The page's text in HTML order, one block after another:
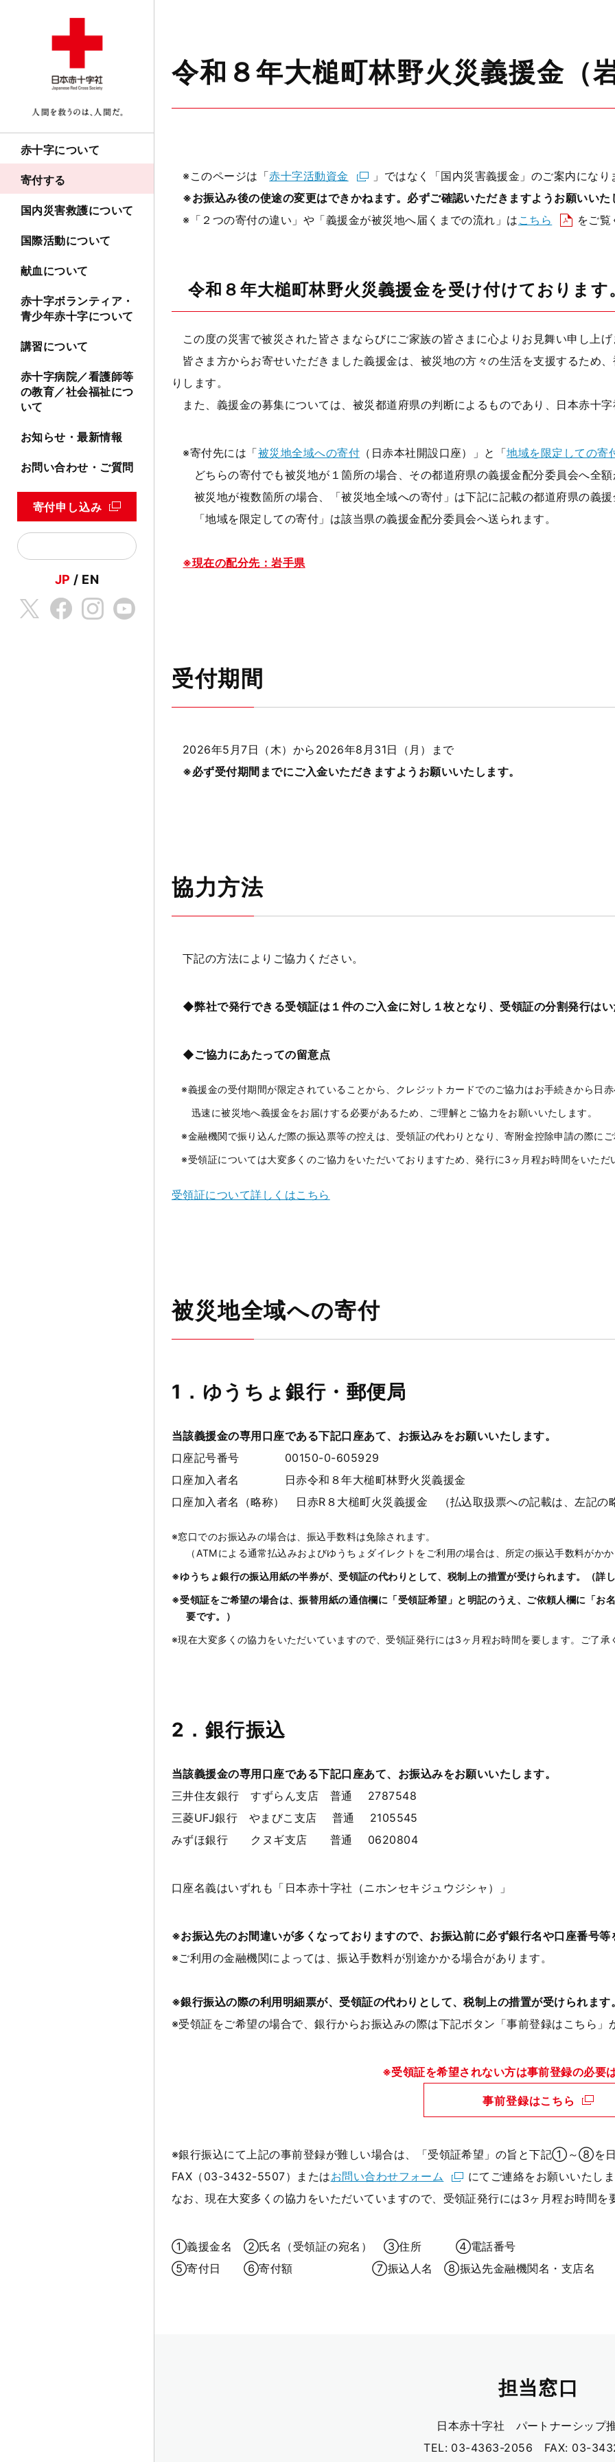
赤十字について
寄付する
国内災害救護について
国際活動について
献血について
赤十字ボランティア・
青少年赤十字について
講習について
赤十字病院／看護師等
の教育／社会福祉につ
いて
お知らせ・最新情報
お問い合わせ・ご質問
寄付申し込み
JP EN
令和８年大槌町林野火災義援金（
※このページは「赤十字活動資金
」ではなく「国内災害義援金」のご案内になり
※お振込み後の使途の変更はできかねます。必ずご確認いただきますようお願いいた
※「２つの寄付の違い」や「義援金が被災地へ届くまでの流れ」は こちら をご覧
令和８年大槌町林野火災義援金を受け付けております
この度の災害で被災された皆さまならびにご家族の皆さまに心よりお見舞い申し上げ
皆さま方からお寄せいただきました義援金は、被災地の方々の生活を支援するため
りします。
また、義援金の募集については、被災都道府県の判断によるものであり、日本赤十
※寄付先には「被災地全域への寄付 （日赤本社開設口座）」と「地域を限定しての寄
どちらの寄付でも被災地が１箇所の場合、その都道府県の義援金配分委員会へ全額
被災地が複数箇所の場合、「被災地全域への寄付」は下記に記載の都道府県の義
「地域を限定しての寄付」は該当県の義援金配分委員会へ送られます。
※現在の配分先：岩手県
受付期間
2026年5月7日（木）から2026年8月31日（月）まで
※必ず受付期間までにご入金いただきますようお願いいたします。
協力方法
下記の方法によりご協力ください。
◆弊社で発行できる受領証は１件のご入金に対し１枚となり、受領証の分割発行はい
◆ご協力にあたっての留意点
※義援金の受付期間が限定されていることから、クレジットカードでのご協力はお手続きから日
迅速に被災地へ義援金をお届けする必要があるため、ご理解とご協力をお願いいたします。
※金融機関で振り込んだ際の振込票等の控えは、受領証の代わりとなり、寄附金控除申請の際にご
※受領証については大変多くのご協力をいただいておりますため、発行に3ヶ月程お時間をいただ
受領証について詳しくはこちら
被災地全域への寄付
1．ゆうちょ銀行・郵便局
当該義援金の専用口座である下記口座あて、お振込みをお願いいたします。
口座記号番号 00150-0-605929
口座加入者名
日赤令和８年大槌町林野火災義援金
口座加入者名（略称） 日赤R８大槌町火災義援金 （払込取扱票への記載は、左記の
※窓口でのお振込みの場合は、振込手数料は免除されます。
（ATMによる通常払込みおよびゆうちょダイレクトをご利用の場合は、所定の振込手数料がかか
※ゆうちょ銀行の振込用紙の半券が、受領証の代わりとして、税制上の措置が受けられます。（詳
※受領証をご希望の場合は、振替用紙の通信欄に「受領証希望」と明記のうえ、ご依頼人欄に「お
要です。）
※現在大変多くの協力をいただいていますので、受領証発行には3 ヶ月程お時間を要します。ご了承
2．銀行振込
当該義援金の専用口座である下記口座あて、お振込みをお願いいたします。
三井住友銀行 すずらん支店 普通 2787548
三菱UFJ銀行 やまびこ支店 普通 2105545
みずほ銀行 クヌギ支店 普通 0620804
口座名義はいずれも「日本赤十字社（ニホンセキジュウジシャ）」
※お振込先のお間違いが多くなっておりますので、お振込前に必ず銀行名や口座番号等
※ご利用の金融機関によっては、振込手数料が別途かかる場合があります。
※銀行振込の際の利用明細票が、受領証の代わりとして、税制上の措置が受けられます
※受領証をご希望の場合で、銀行からお振込みの際は下記ボタン「事前登録はこちら」
※受領証を希望されない方は事前登録の必要
事前登録はこちら
※銀行振込にて上記の事前登録が難しい場合は、「受領証希望」の旨と下記①～⑧を
FAX（03-3432-5507）
またはお問い合わせフォーム
にてご連絡をお願いいたしま
なお、現在大変多くの協力をいただいていますので、受領証発行には3ヶ月程お時間を
①義援金名 ②氏名（受領証の宛名） ③住所 ④電話番号
⑤寄付日 ⑥寄付額 ⑦振込人名 ⑧振込先金融機関名・支店名
担当窓口
日本赤十字社 パートナーシップ
TEL: 03-4363-2056 FAX: 03-